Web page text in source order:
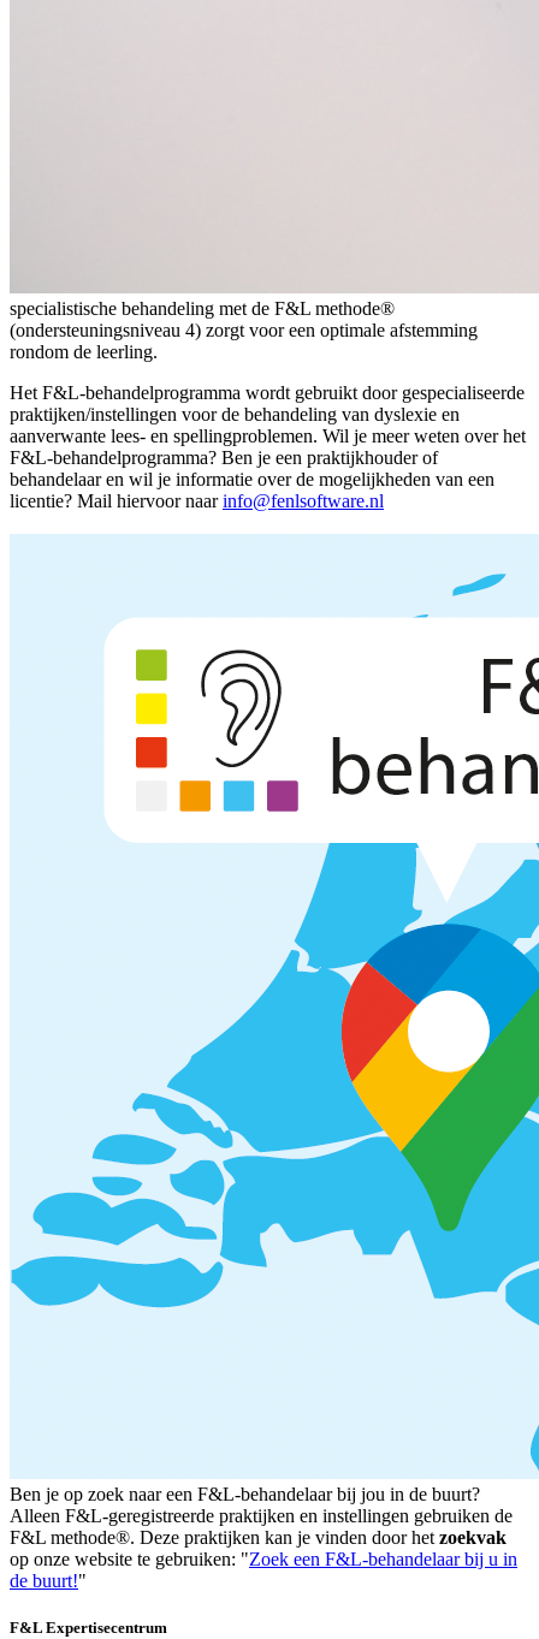
specialistische behandeling met de F&L methode®
(ondersteuningsniveau 4) zorgt voor een optimale afstemming
rondom de leerling.
Het F&L-behandelprogramma wordt gebruikt door gespecialiseerde
praktijken/instellingen voor de behandeling van dyslexie en
aanverwante lees- en spellingproblemen. Wil je meer weten over het
F&L-behandelprogramma? Ben je een praktijkhouder of
behandelaar en wil je informatie over de mogelijkheden van een
licentie? Mail hiervoor naarinfo@fenlsoftware.nl
Ben je op zoek naar een F&L-behandelaar bij jou in de buurt?
Alleen F&L-geregistreerde praktijken en instellingen gebruiken de
F&L methode®. Deze praktijken kan je vinden door het zoekvak
op onze website te gebruiken: "Zoek een F&L-behandelaar bij u in
de buurt!"
F&L Expertisecentrum